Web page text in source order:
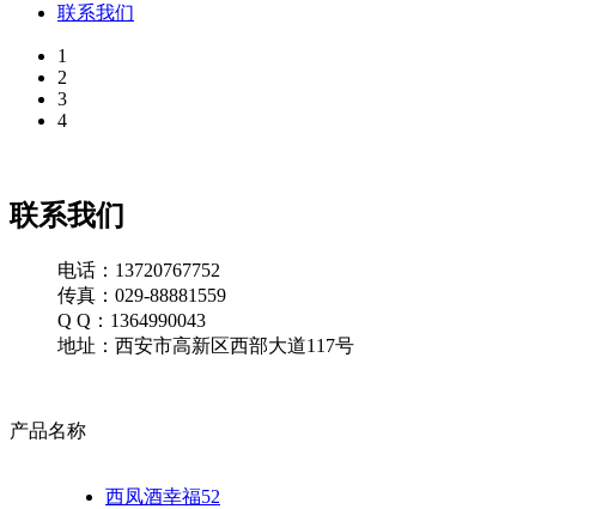
联系我们
1
2
3
4
联系我们
电话：13720767752
传真：029-88881559
Q Q：1364990043
地址：西安市高新区西部大道117号
产品名称
西凤酒幸福52